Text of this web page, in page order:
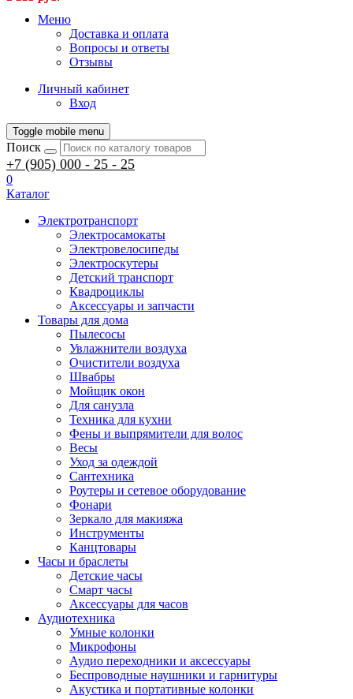
Меню
Доставка и оплата
Вопросы и ответы
Отзывы
Личный кабинет
Вход
Toggle mobile menu
Поиск
+7 (905) 000 - 25 - 25
0
Каталог
Электротранспорт
Электросамокаты
Электровелосипеды
Электроскутеры
Детский транспорт
Квадроциклы
Аксессуары и запчасти
Товары для дома
Пылесосы
Увлажнители воздуха
Очистители воздуха
Швабры
Мойщик окон
Для санузла
Техника для кухни
Фены и выпрямители для волос
Весы
Уход за одеждой
Сантехника
Роутеры и сетевое оборудование
Фонари
Зеркало для макияжа
Инструменты
Канцтовары
Часы и браслеты
Детские часы
Смарт часы
Аксессуары для часов
Аудиотехника
Умные колонки
Микрофоны
Аудио переходники и аксессуары
Беспроводные наушники и гарнитуры
Акустика и портативные колонки